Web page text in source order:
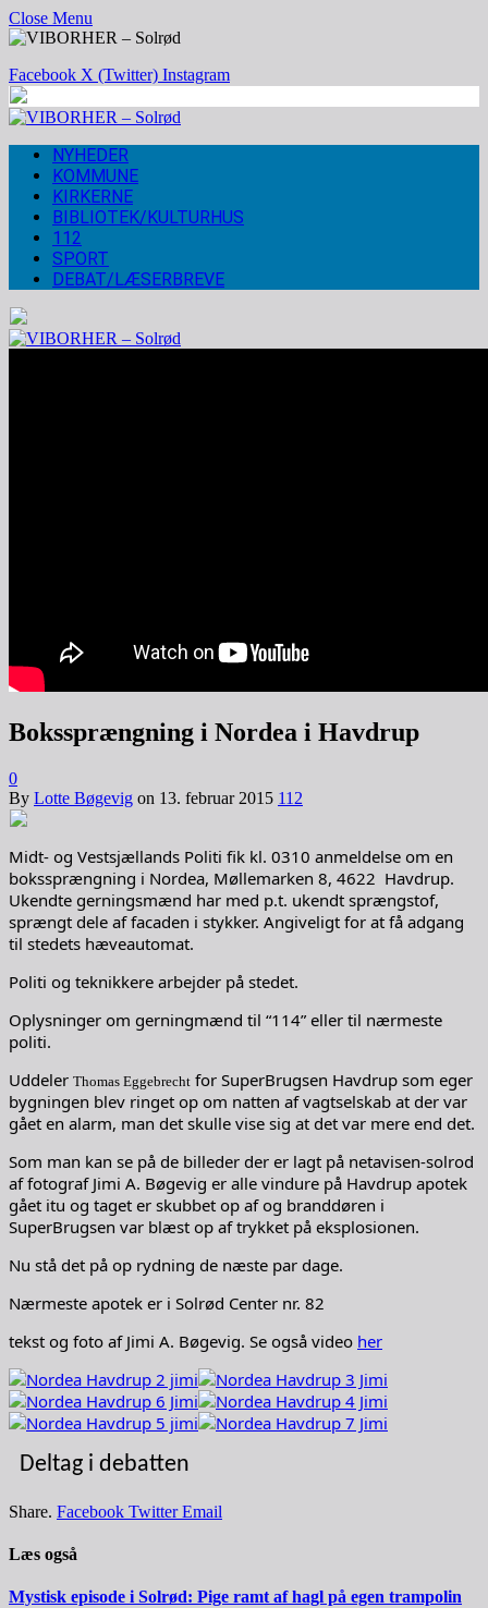
Close Menu
Facebook X (Twitter) Instagram
NYHEDER
KOMMUNE
KIRKERNE
BIBLIOTEK/KULTURHUS
112
SPORT
DEBAT/LÆSERBREVE
Bokssprængning i Nordea i Havdrup
0
By Lotte Bøgevig on 13. februar 2015 112
Midt- og Vestsjællands Politi fik kl. 0310 anmeldelse om en
bokssprængning i Nordea, Møllemarken 8, 4622 Havdrup.
Ukendte gerningsmænd har med p.t. ukendt sprængstof,
sprængt dele af facaden i stykker. Angiveligt for at få adgang
til stedets hæveautomat.
Politi og teknikkere arbejder på stedet.
Oplysninger om gerningmænd til “114” eller til nærmeste
politi.
Uddeler Thomas Eggebrecht for SuperBrugsen Havdrup som eger
bygningen blev ringet op om natten af vagtselskab at der var
gået en alarm, man det skulle vise sig at det var mere end det.
Som man kan se på de billeder der er lagt på netavisen-solrod
af fotograf Jimi A. Bøgevig er alle vindure på Havdrup apotek
gået itu og taget er skubbet op af og branddøren i
SuperBrugsen var blæst op af trykket på eksplosionen.
Nu stå det på op rydning de næste par dage.
Nærmeste apotek er i Solrød Center nr. 82
tekst og foto af Jimi A. Bøgevig. Se også video her
Deltag i debatten
Share. Facebook Twitter Email
Læs også
Mystisk episode i Solrød: Pige ramt af hagl på egen trampolin